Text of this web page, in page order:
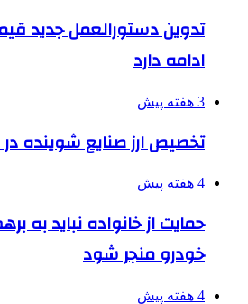
تدوین دستورالعمل جدید
ادامه دارد
3 هفته پیش
تخصیص ارز صنایع شوینده در
4 هفته پیش
حمایت از خانواده نباید به
خودرو منجر شود
4 هفته پیش